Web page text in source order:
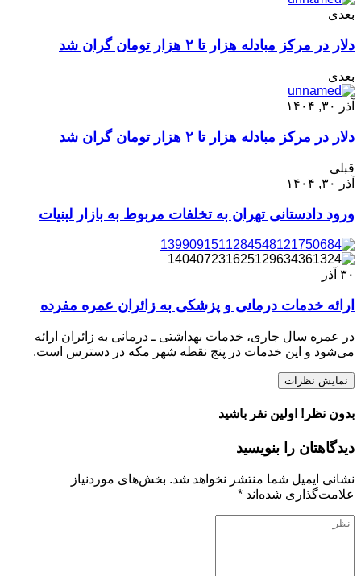
بعدی
دلار در مرکز مبادله هزار تا ۲ هزار تومان گران شد
بعدی
آذر ۳۰, ۱۴۰۴
دلار در مرکز مبادله هزار تا ۲ هزار تومان گران شد
قبلی
آذر ۳۰, ۱۴۰۴
ورود دادستانی تهران به تخلفات مربوط به بازار لبنیات
۳۰ آذر
ارائه خدمات درمانی و پزشکی به زائران عمره مفرده
در عمره سال جاری، خدمات بهداشتی ـ درمانی به زائران ارائه
می‌شود و این خدمات در پنج نقطه شهر مکه در دسترس است.
نمایش نظرات
بدون نظر! اولین نفر باشید
دیدگاهتان را بنویسید
نشانی ایمیل شما منتشر نخواهد شد. بخش‌های موردنیاز
علامت‌گذاری شده‌اند *